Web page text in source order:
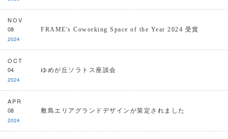
NOV
08
2024
FRAME's Coworking Space of the Year 2024 受賞
OCT
04
2024
ゆめが丘ソラトス座談会
APR
08
2024
敷島エリアグランドデザインが策定されました